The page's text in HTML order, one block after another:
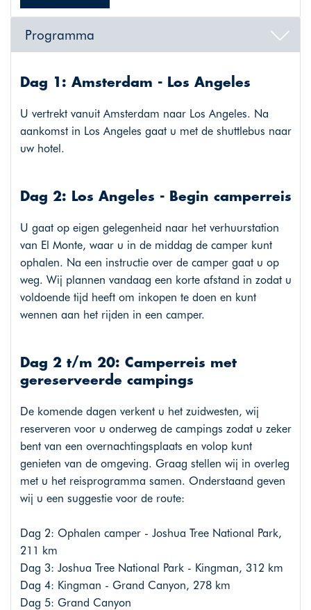
Programma
Dag 1: Amsterdam - Los Angeles
U vertrekt vanuit Amsterdam naar Los Angeles. Na
aankomst in Los Angeles gaat u met de shuttlebus naar
uw hotel.
Dag 2: Los Angeles - Begin camperreis
U gaat op eigen gelegenheid naar het verhuurstation
van El Monte, waar u in de middag de camper kunt
ophalen. Na een instructie over de camper gaat u op
weg. Wij plannen vandaag een korte afstand in zodat u
voldoende tijd heeft om inkopen te doen en kunt
wennen aan het rijden in een camper.
Dag 2 t/m 20: Camperreis met
gereserveerde campings
De komende dagen verkent u het zuidwesten, wij
reserveren voor u onderweg de campings zodat u zeker
bent van een overnachtingsplaats en volop kunt
genieten van de omgeving. Graag stellen wij in overleg
met u het reisprogramma samen. Onderstaand geven
wij u een suggestie voor de route:
Dag 2: Ophalen camper - Joshua Tree National Park,
211 km
Dag 3: Joshua Tree National Park - Kingman, 312 km
Dag 4: Kingman - Grand Canyon, 278 km
Dag 5: Grand Canyon